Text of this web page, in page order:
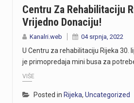
Centru Za Rehabilitaciju
Vrijedno Donaciju!
Kanalri.web 04 srpnja, 2022
U Centru za rehabilitaciju Rijeka 30.
je primopredaja mini busa za
VIŠE
Posted in Rijeka, Uncategorized